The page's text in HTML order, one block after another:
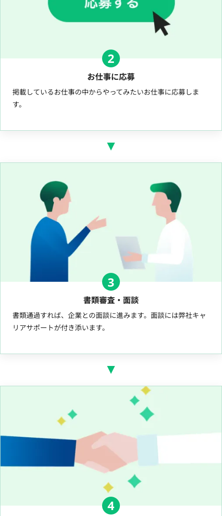
2
お仕事に応募
掲載しているお仕事の中からやってみたいお仕事に応募しま
す。
3
書類審査・面談
書類通過すれば、企業との面談に進みます。面談には弊社キャ
リアサポートが付き添います。
4